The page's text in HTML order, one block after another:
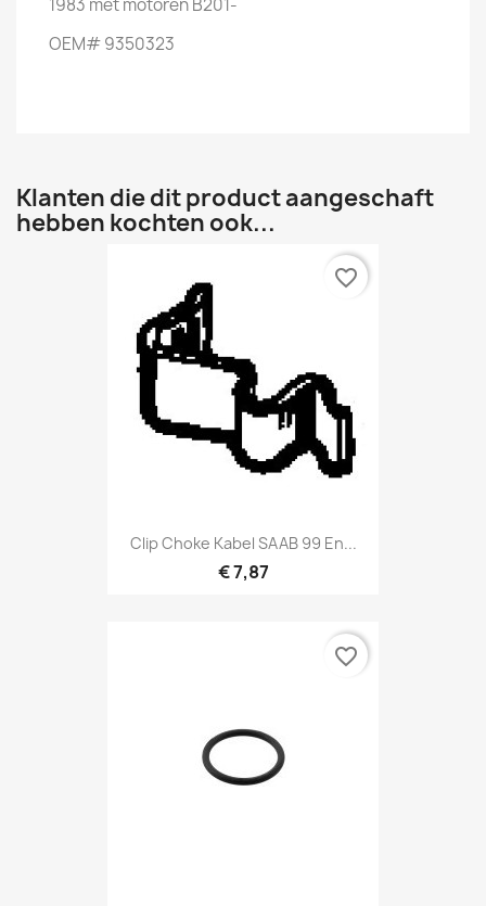
1983 met motoren B201-
OEM# 9350323
Klanten die dit product aangeschaft
hebben kochten ook...
Clip Choke Kabel SAAB 99 En...
€ 7,87
favorite_border
favorite_border